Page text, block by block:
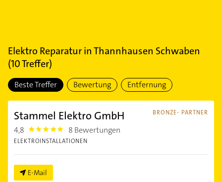
Elektro ReparaturinThannhausen Schwaben
(10Treffer)
Beste Treffer Bewertung Entfernung
BRONZE- PARTNER
Stammel Elektro GmbH
4,8 4.8 8 Bewertungen
ELEKTROINSTALLATIONEN
E-Mail